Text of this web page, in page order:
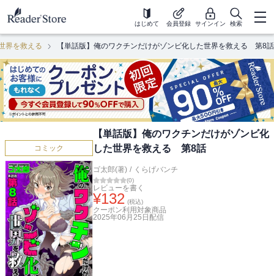
はじめて 会員登録 サインイン 検索
界を救える 【単話版】俺のワクチンだけがゾンビ化した世界を救える 第8話
コミック
【単話版】俺のワクチンだけがゾンビ化
した世界を救える 第8話
ゴ太郎(著) / くらげバンチ
(0)
レビューを書く
¥132 (税込)
クーポン利用対象商品
2025年06月25日 配信